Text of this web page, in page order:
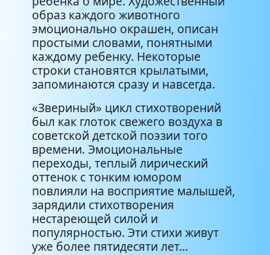
образ каждого животного
эмоционально окрашен, описан
простыми словами, понятными
каждому ребенку. Некоторые
строки становятся крылатыми,
запоминаются сразу и навсегда.
«Звериный» цикл стихотворений
был как глоток свежего воздуха в
советской детской поэзии того
времени. Эмоциональные
переходы, теплый лирический
оттенок с тонким юмором
повлияли на восприятие малышей,
зарядили стихотворения
нестареющей силой и
популярностью. Эти стихи живут
уже более пятидесяти лет…